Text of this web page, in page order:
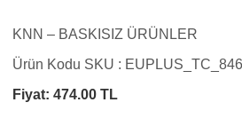
KNN – BASKISIZ ÜRÜNLER
Ürün Kodu SKU : EUPLUS_TC_846
Fiyat: 474.00 TL